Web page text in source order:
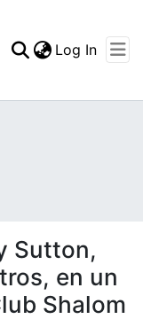
Log In
Sutton,
en un
Shalom